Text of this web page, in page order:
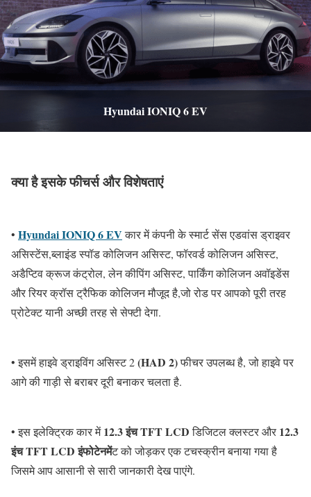
Hyundai IONIQ 6 EV
क्या है इसके फीचर्स और विशेषताएं
• Hyundai IONIQ 6 EVकार में कंपनी के स्मार्ट सेंस एडवांस ड्राइवर
असिस्टेंस,ब्लाइंड स्पॉड कोलिजन असिस्ट, फॉरवर्ड कोलिजन असिस्ट,
अडैप्टिव क्रूज कंट्रोल, लेन कीपिंग असिस्ट, पार्किंग कोलिजन अवॉइडेंस
और रियर क्रॉस ट्रैफिक कोलिजन मौजूद है,जो रोड पर आपको पूरी तरह
प्रोटेक्ट यानी अच्छी तरह से सेफ्टी देगा.
• इसमें हाइवे ड्राइविंग असिस्ट 2(HAD 2)फीचर उपलब्ध है, जो हाइवे पर
आगे की गाड़ी से बराबर दूरी बनाकर चलता है.
• इस इलेक्ट्रिक कार में12.3 इंच TFT LCDडिजिटल क्लस्टर और 12.3
इंच TFT LCD इंफोटेनमेंट को जोड़कर एक टचस्क्रीन बनाया गया है
जिसमे आप आसानी से सारी जानकारी देख पाएंगे.